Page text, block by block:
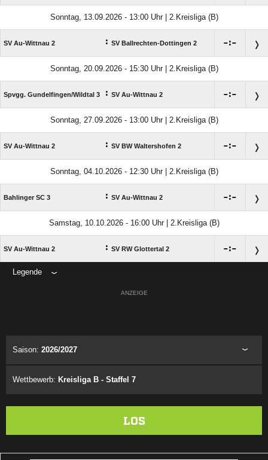
Sonntag, 13.09.2026 - 13:00 Uhr | 2.Kreisliga (B)
SV Au-Wittnau 2 : SV Ballrechten-Dottingen 2 :
Sonntag, 20.09.2026 - 15:30 Uhr | 2.Kreisliga (B)
Spvgg. Gundelfingen/​Wildtal 3 : SV Au-Wittnau 2 :
Sonntag, 27.09.2026 - 13:00 Uhr | 2.Kreisliga (B)
SV Au-Wittnau 2 : SV BW Waltershofen 2 :
Sonntag, 04.10.2026 - 12:30 Uhr | 2.Kreisliga (B)
Bahlinger SC 3 : SV Au-Wittnau 2 :
Samstag, 10.10.2026 - 16:00 Uhr | 2.Kreisliga (B)
SV Au-Wittnau 2 : SV RW Glottertal 2 :
Legende
ANZEIGE
Saison: 2026/2027
Wettbewerb: Kreisliga B - Staffel 7
LOS